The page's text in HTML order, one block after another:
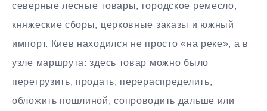
северные лесные товары, городское ремесло,
княжеские сборы, церковные заказы и южный
импорт. Киев находился не просто «на реке», а в
узле маршрута: здесь товар можно было
перегрузить, продать, перераспределить,
обложить пошлиной, сопроводить дальше или